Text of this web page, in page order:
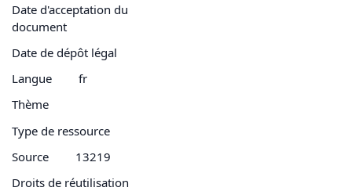
Date d'acceptation du
document
Date de dépôt légal
Langue
fr
Thème
Type de ressource
Source
13219
Droits de réutilisation